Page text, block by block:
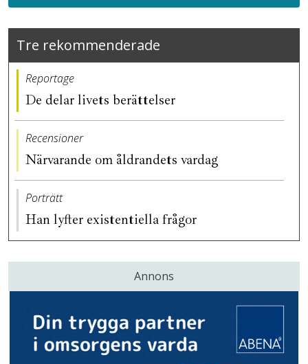
Tre rekommenderade
Reportage
De delar livets berättelser
Recensioner
Närvarande om åldrandets vardag
Porträtt
Han lyfter existentiella frågor
Annons